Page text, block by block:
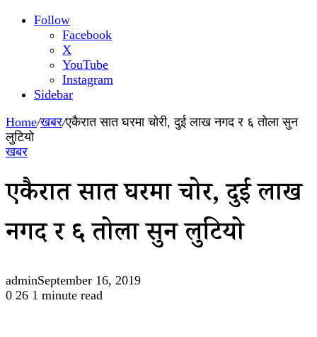
Follow
Facebook
X
YouTube
Instagram
Sidebar
Home/खबर/एकैरात सात घरमा चोरी, दुई लाख नगद र ६ तोला सुन
लुटियो
खबर
एकैरात सात घरमा चोरी, दुई लाख
नगद र ६ तोला सुन लुटियो
adminSeptember 16, 2019
0 26 1 minute read